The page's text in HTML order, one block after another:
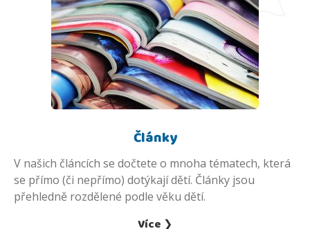
Články
V našich článcích se dočtete o mnoha tématech, která
se přímo (či nepřímo) dotýkají dětí. Články jsou
přehledně rozdělené podle věku dětí.
Více ❯